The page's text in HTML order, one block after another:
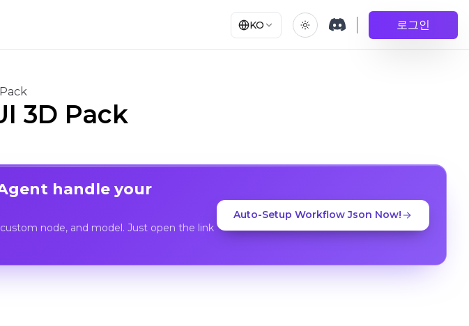
KO 로그인
3D Pack
handle your
node, and model. Just open the link
Auto-Setup Workflow Json Now!